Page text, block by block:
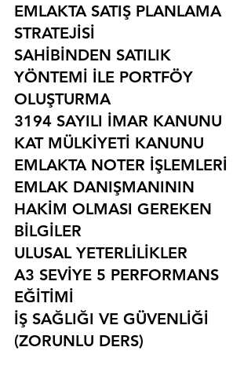
EMLAKTA SATIŞ PLANLAMA
STRATEJİSİ
SAHİBİNDEN SATILIK
YÖNTEMİ İLE PORTFÖY
OLUŞTURMA
3194 SAYILI İMAR KANUNU
KAT MÜLKİYETİ KANUNU
EMLAKTA NOTER İŞLEMLERİ
EMLAK DANIŞMANININ
HAKİM OLMASI GEREKEN
BİLGİLER
ULUSAL YETERLİLİKLER
A3 SEVİYE 5 PERFORMANS
EĞİTİMİ
İŞ SAĞLIĞI VE GÜVENLİĞİ
(ZORUNLU DERS)